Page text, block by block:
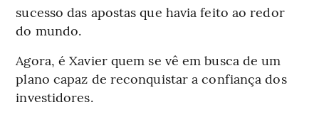
sucesso das apostas que havia feito ao redor
do mundo.
Agora, é Xavier quem se vê em busca de um
plano capaz de reconquistar a confiança dos
investidores.